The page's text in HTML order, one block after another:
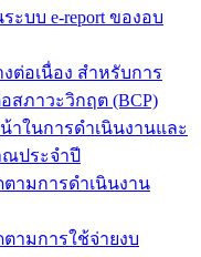
ะบบ e-report ของอบ
ต่อเนื่อง สำหรับการ
ภาวะวิกฤต (BCP)
ในการดำเนินงานและ
ณประจำปี
ามการดำเนินงาน
ามการใช้จ่ายงบ